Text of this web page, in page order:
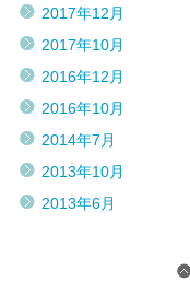
2017年12月
2017年10月
2016年12月
2016年10月
2014年7月
2013年10月
2013年6月